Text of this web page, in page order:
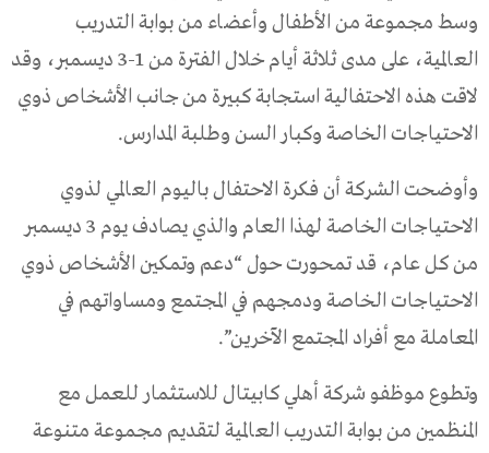
وسط مجموعة من الأطفال وأعضاء من بوابة التدريب
العالمية، على مدى ثلاثة أيام خلال الفترة من 1-3 ديسمبر، وقد
لاقت هذه الاحتفالية استجابة كبيرة من جانب الأشخاص ذوي
الاحتياجات الخاصة وكبار السن وطلبة المدارس.
وأوضحت الشركة أن فكرة الاحتفال باليوم العالمي لذوي
الاحتياجات الخاصة لهذا العام والذي يصادف يوم 3 ديسمبر
من كل عام، قد تمحورت حول “دعم وتمكين الأشخاص ذوي
الاحتياجات الخاصة ودمجهم في المجتمع ومساواتهم في
المعاملة مع أفراد المجتمع الآخرين”.
وتطوع موظفو شركة أهلي كابيتال للاستثمار للعمل مع
المنظمين من بوابة التدريب العالمية لتقديم مجموعة متنوعة